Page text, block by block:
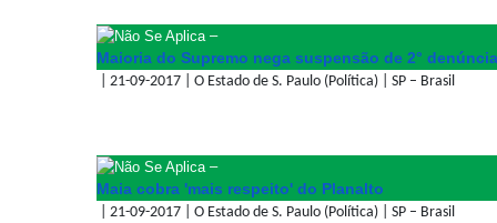
–
Maioria do Supremo nega suspensão de 2° denúncia
| 21-09-2017 | O Estado de S. Paulo (Política) | SP – Brasil
–
Maia cobra 'mais respeito' do Planalto
| 21-09-2017 | O Estado de S. Paulo (Política) | SP – Brasil